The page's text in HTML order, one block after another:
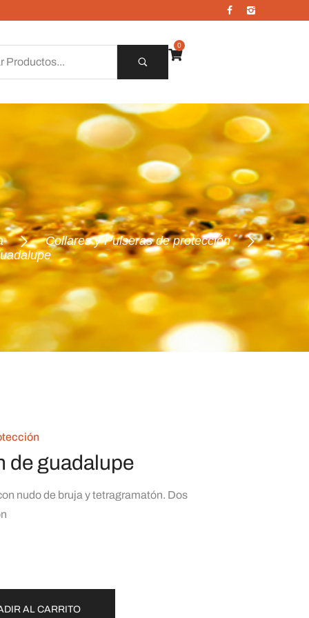
0
Collares y Pulseras de protección
de guadalupe
nudo de bruja y tetragramatón. Dos
AL CARRITO